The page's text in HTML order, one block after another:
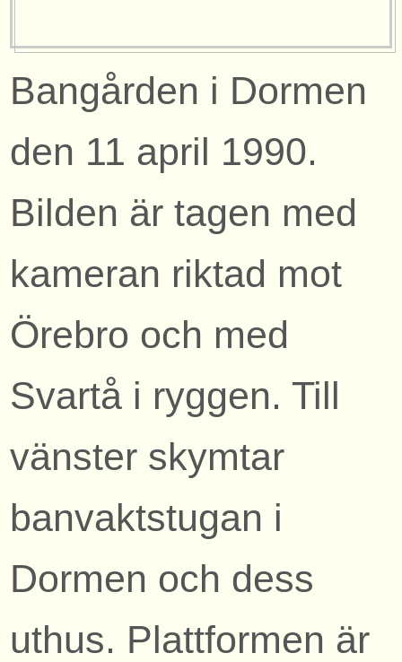
Bangården i Dormen
den 11 april 1990.
Bilden är tagen med
kameran riktad mot
Örebro och med
Svartå i ryggen. Till
vänster skymtar
banvaktstugan i
Dormen och dess
uthus. Plattformen är